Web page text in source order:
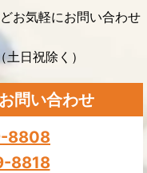
お気軽にお問い合わせ
日祝除く）
問い合わせ
8808
8818